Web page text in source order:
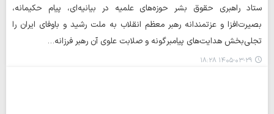
ستاد راهبری حقوق بشر حوزه‌های علمیه در بیانیه‌ای، پیام حکیمانه،
بصیرت‌افزا و عزتمندانه رهبر معظم انقلاب به ملت رشید و باوفای ایران را
تجلی‌بخش هدایت‌های پیامبرگونه و صلابت علوی آن رهبر فرزانه…
۱۴۰۵-۰۳-۲۹ ۱۸:۲۸